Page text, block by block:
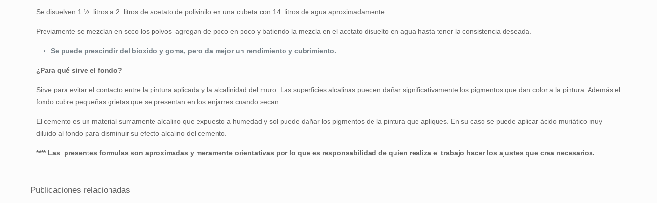
Se disuelven 1 ½ litros a 2 litros de acetato de polivinilo en una cubeta con 14 litros de agua aproximadamente.
Previamente se mezclan en seco los polvos agregan de poco en poco y batiendo la mezcla en el acetato disuelto en agua hasta tener la consistencia deseada.
Se puede prescindir del bioxido y goma, pero da mejor un rendimiento y cubrimiento.
¿Para qué sirve el fondo?
Sirve para evitar el contacto entre la pintura aplicada y la alcalinidad del muro. Las superficies alcalinas pueden dañar significativamente los pigmentos que dan color a la pintura. Además el
fondo cubre pequeñas grietas que se presentan en los enjarres cuando secan.
El cemento es un material sumamente alcalino que expuesto a humedad y sol puede dañar los pigmentos de la pintura que apliques. En su caso se puede aplicar ácido muriático muy
diluido al fondo para disminuir su efecto alcalino del cemento.
**** Las presentes formulas son aproximadas y meramente orientativas por lo que es responsabilidad de quien realiza el trabajo hacer los ajustes que crea necesarios.
Publicaciones relacionadas